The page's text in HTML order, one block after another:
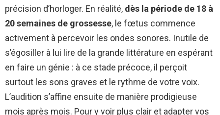
précision d’horloger. En réalité, dès la période de 18 à
20 semaines de grossesse, le fœtus commence
activement à percevoir les ondes sonores. Inutile de
s’égosiller à lui lire de la grande littérature en espérant
en faire un génie : à ce stade précoce, il perçoit
surtout les sons graves et le rythme de votre voix.
L’audition s’affine ensuite de manière prodigieuse
mois après mois. Pour y voir plus clair et adapter vos